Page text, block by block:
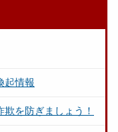
起情報
欺を防ぎましょう！